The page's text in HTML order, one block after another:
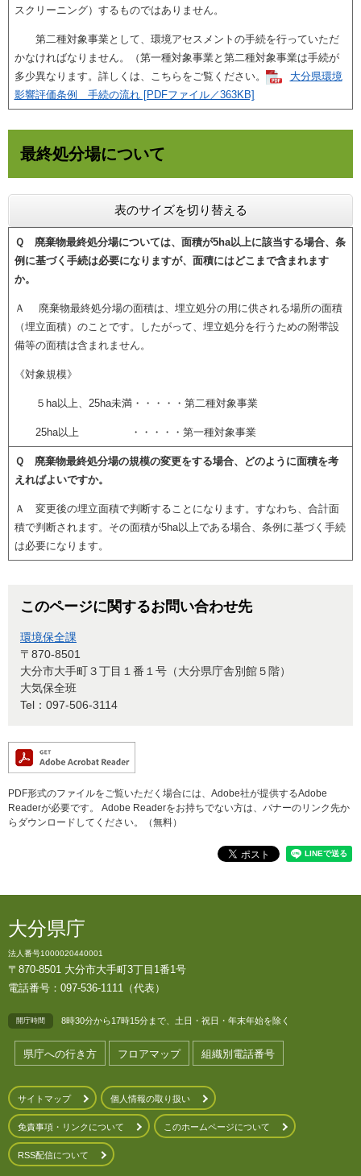
スクリーニング）するものではありません。
第二種対象事業として、環境アセスメントの手続を行っていただ
かなければなりません。（第一種対象事業と第二種対象事業は手続が
多少異なります。詳しくは、こちらをご覧ください。
大分県環境
影響評価条例 手続の流れ [PDFファイル／363KB]
最終処分場について
表のサイズを切り替える
Ｑ 廃棄物最終処分場については、面積が5ha以上に該当する場合、条
例に基づく手続は必要になりますが、面積にはどこまで含まれます
か。
Ａ 廃棄物最終処分場の面積は、埋立処分の用に供される場所の面積
（埋立面積）のことです。したがって、埋立処分を行うための附帯設
備等の面積は含まれません。
《対象規模》
５ha以上、25ha未満・・・・・第二種対象事業
25ha以上 ・・・・・第一種対象事業
Ｑ 廃棄物最終処分場の規模の変更をする場合、どのように面積を考
えればよいですか。
Ａ 変更後の埋立面積で判断することになります。すなわち、合計面
積で判断されます。その面積が5ha以上である場合、条例に基づく手続
は必要になります。
このページに関するお問い合わせ先
環境保全課
〒870-8501
大分市大手町３丁目１番１号（大分県庁舎別館５階）
大気保全班
Tel：097-506-3114
PDF形式のファイルをご覧いただく場合には、Adobe社が提供するAdobe
Readerが必要です。
Adobe Readerをお持ちでない方は、バナーのリンク先か
らダウンロードしてください。（無料）
大分県庁
法人番号1000020440001
〒870-8501 大分市大手町3丁目1番1号
電話番号：097-536-1111（代表）
開庁時間 8時30分から17時15分まで、土日・祝日・年末年始を除く
県庁への行き方 フロアマップ 組織別電話番号
サイトマップ 個人情報の取り扱い
免責事項・リンクについて このホームページについて
RSS配信について